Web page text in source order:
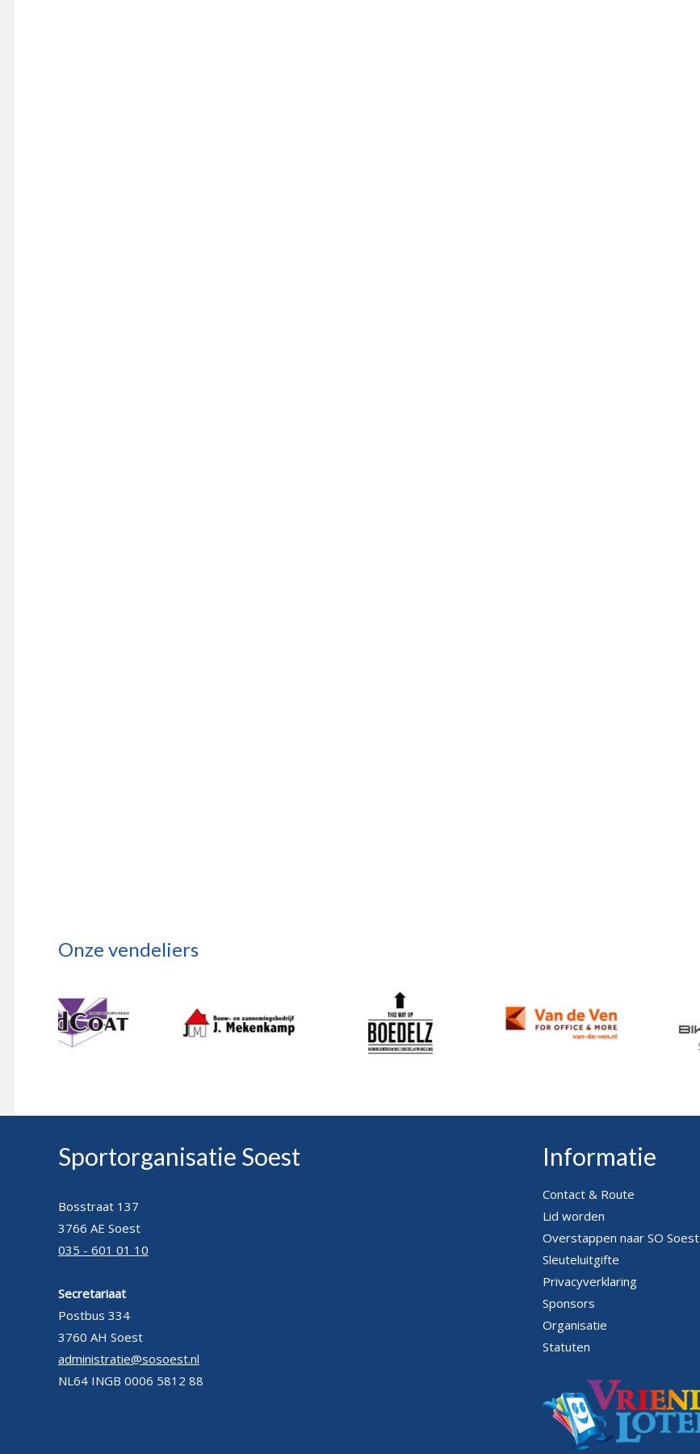
Onze vendeliers
Sportorganisatie Soest
Bosstraat 137
3766 AE Soest
035 - 601 01 10
Secretariaat
Postbus 334
3760 AH Soest
administratie@sosoest.nl
NL64 INGB 0006 5812 88
Informatie
Contact & Route
Lid worden
Overstappen naar SO Soest
Sleuteluitgifte
Privacyverklaring
Sponsors
Organisatie
Statuten